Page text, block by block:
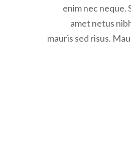
enim nec neque.
amet netus
mauris sed risus.